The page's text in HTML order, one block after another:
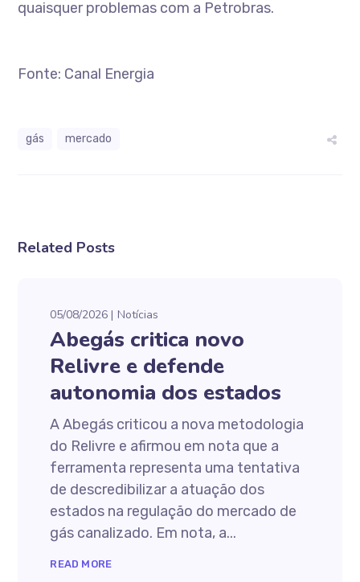
quaisquer problemas com a Petrobras.
Fonte: Canal Energia
gás mercado
Related Posts
05/08/2026 Notícias
Abegás critica novo
Relivre e defende
autonomia dos estados
A Abegás criticou a nova metodologia
do Relivre e afirmou em nota que a
ferramenta representa uma tentativa
de descredibilizar a atuação dos
estados na regulação do mercado de
gás canalizado. Em nota, a...
READ MORE